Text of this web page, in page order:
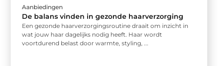
Aanbiedingen
De balans vinden in gezonde haarverzorging
Een gezonde haarverzorgingsroutine draait om inzicht in
wat jouw haar dagelijks nodig heeft. Haar wordt
voortdurend belast door warmte, styling, ...